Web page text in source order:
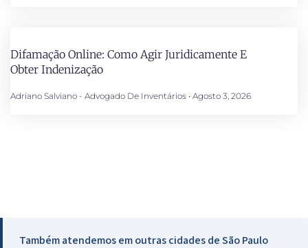
Difamação Online: Como Agir Juridicamente E
Obter Indenização
Adriano Salviano - Advogado De Inventários Agosto 3, 2026
Também atendemos em outras cidades de São Paulo